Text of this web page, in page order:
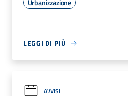
Urbanizzazione
LEGGI DI PIÙ
AVVISI